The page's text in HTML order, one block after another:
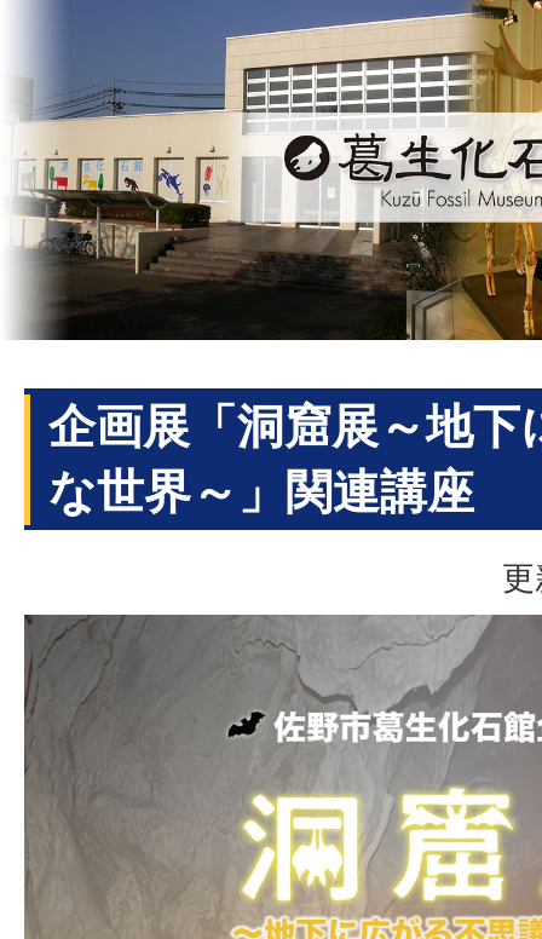
企画展「洞窟展～地下
な世界～」関連講座